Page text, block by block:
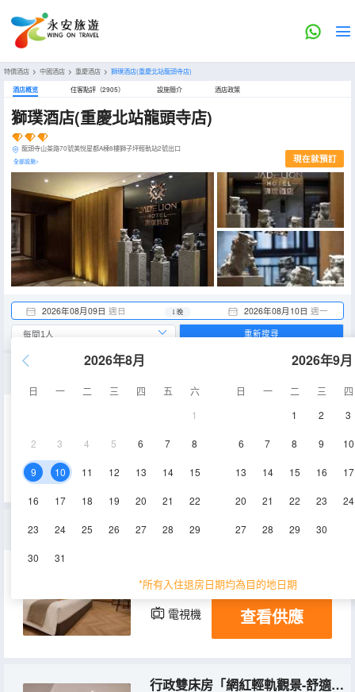
特價酒店 > 中國酒店 > 重慶酒店 > 獅璞酒店(重慶北站龍頭寺店)
酒店概览 住客點評（2905） 設施簡介 酒店政策
獅璞酒店(重慶北站龍頭寺店)
龍頭寺山茶路70號美悅星都A棟8樓獅子坪輕軌站2號出口
全部設施> 現在就預訂
2026年08月09日 週日 2026年08月10日 週一
1 晚
2026年8月
日 一 二 三 四 五
六
1
2 3 4 5 6 7 8
9 10 11 12 13 14 15
16 17 18 19 20 21 22
23 24 25 26 27 28 29
30 31
2026年9月
日 一 二 三
四
1
2 3
6 7 8 9 10
13 14 15 16 17
20 21 22 23 24
27 28 29 30
*所有入住退房日期均為目的地日期
重新搜尋
空調
舒適大床房
25㎡ 8-9層 空調
電視機 查看供應
行政雙床房「網紅輕軌觀景-舒適加倍-護目影視」